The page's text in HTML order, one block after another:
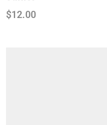
$12.00